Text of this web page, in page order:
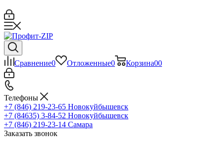
Сравнение0 Отложенные0 Корзина00
Телефоны
+7 (846) 219-23-65 Новокуйбышевск
+7 (84635) 3-84-52 Новокуйбышевск
+7 (846) 219-23-14 Самара
Заказать звонок